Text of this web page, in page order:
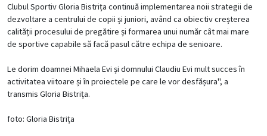
Clubul Sportiv Gloria Bistrița continuă implementarea noii strategii de
dezvoltare a centrului de copii și juniori, având ca obiectiv creșterea
calității procesului de pregătire și formarea unui număr cât mai mare
de sportive capabile să facă pasul către echipa de senioare.
Le dorim doamnei Mihaela Evi și domnului Claudiu Evi mult succes în
activitatea viitoare și în proiectele pe care le vor desfășura", a
transmis Gloria Bistrița.
foto: Gloria Bistrița